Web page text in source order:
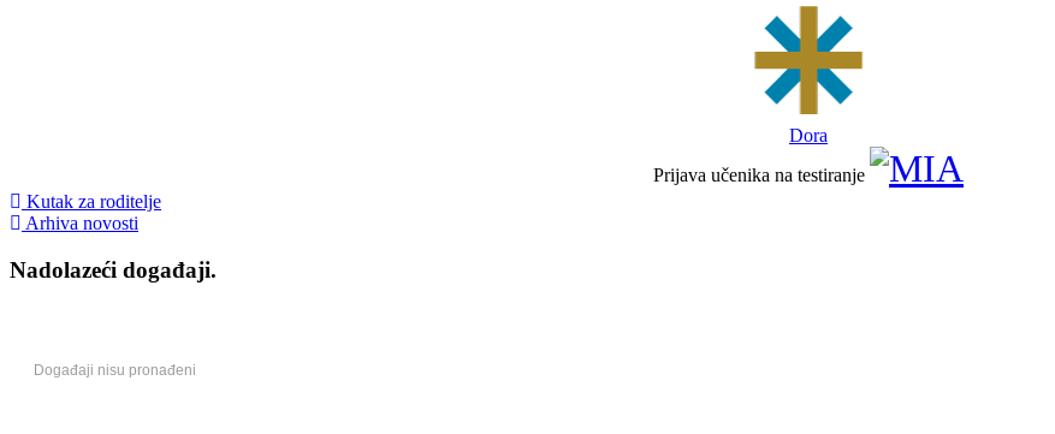
Dora
Prijava učenika na testiranje
Kutak za roditelje
Arhiva novosti
Nadolazeći događaji.
Događaji nisu pronađeni